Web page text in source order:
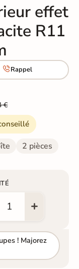
effet
R11
Rappel
€
2 pièces
! Majorez